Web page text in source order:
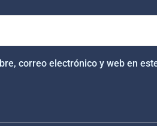
correo electrónico y web en